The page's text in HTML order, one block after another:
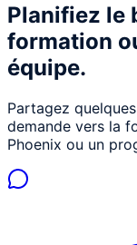
objectifs de
Planifiez le
formation
équipe.
Partagez
demande vers la
Phoenix ou un